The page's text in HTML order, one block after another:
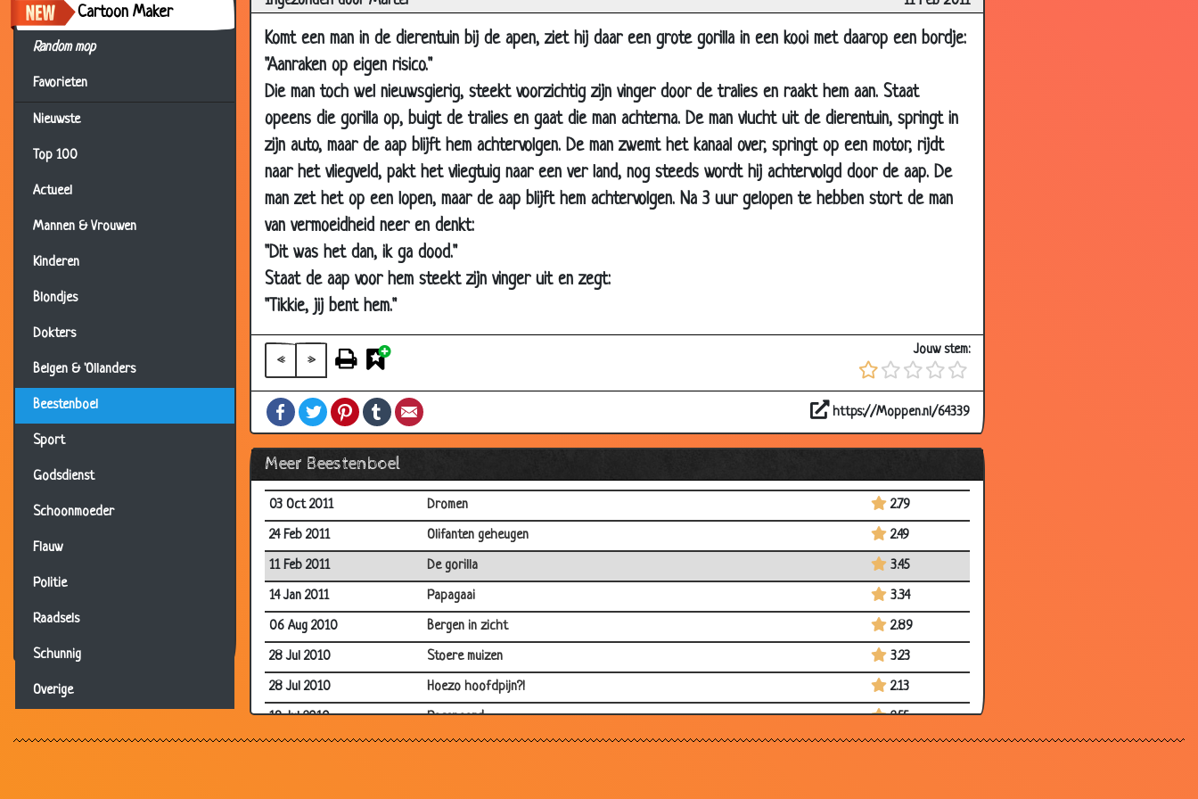
Cartoon Maker
Random mop
Favorieten
Nieuwste
Top 100
Actueel
Mannen & Vrouwen
Kinderen
Blondjes
Dokters
Belgen & 'Ollanders
Beestenboel
Sport
Godsdienst
Schoonmoeder
Flauw
Politie
Raadsels
Schunnig
Overige
Komt een man in de dierentuin bij de apen, ziet hij daar een grote gorilla in een kooi met daarop een bordje:
"Aanraken op eigen risico."
Die man toch wel nieuwsgierig, steekt voorzichtig zijn vinger door de tralies en raakt hem aan. Staat
opeens die gorilla op, buigt de tralies en gaat die man achterna. De man vlucht uit de dierentuin, springt in
zijn auto, maar de aap blijft hem achtervolgen. De man zwemt het kanaal over, springt op een motor, rijdt
naar het vliegveld, pakt het vliegtuig naar een ver land, nog steeds wordt hij achtervolgd door de aap. De
man zet het op een lopen, maar de aap blijft hem achtervolgen. Na 3 uur gelopen te hebben stort de man
van vermoeidheid neer en denkt:
"Dit was het dan, ik ga dood."
Staat de aap voor hem steekt zijn vinger uit en zegt:
"Tikkie, jij bent hem."
« »
Jouw stem:
FacebookTwitterPinterestTumblr https://Moppen.nl/64339
Meer Beestenboel
Springen
25 Oct 2013
Kangoeroes in de regen
2.41
29 Jul 2013
Kip bereiden
2.77
06 Jul 2013
Opscheppen
3.22
28 Jun 2013
Hoge prijs
3.17
22 Mar 2013
Twee bergen in zicht
2.82
08 Mar 2013
Potje pokeren
22 Feb 2013
Papegaaien in 't zottenhuis
10 Nov 2012
20 Jul 2012
29 Jun 2012
3.40
01 Jun 2012
Vriend varken
3.56
03 Oct 2011
Dromen
2.79
24 Feb 2011
Olifanten geheugen
2.49
11 Feb 2011
De gorilla
3.45
14 Jan 2011
Papagaai
3.34
06 Aug 2010
Bergen in zicht
2.89
28 Jul 2010
Stoere muizen
3.23
28 Jul 2010
Hoezo hoofdpijn?!
2.13
19 Jul 2010
Racepaard
2.55